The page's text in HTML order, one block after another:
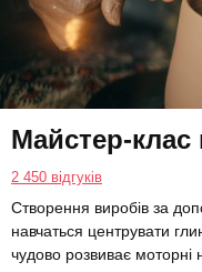
Майстер-клас
2 450 відгуків
Створення виробів за
навчаться центрувати
чудово розвиває моторні